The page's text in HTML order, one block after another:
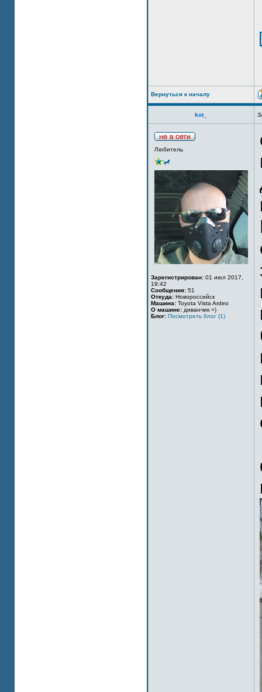
Вернуться к началу
kot_
Любитель
Зарегистрирован: 01 июл 2017,
19:42
Сообщения: 51
Откуда: Новороссийск
Машина: Toyota Vista Ardeo
О машине: диванчик =)
Блог: Посмотреть блог (1)